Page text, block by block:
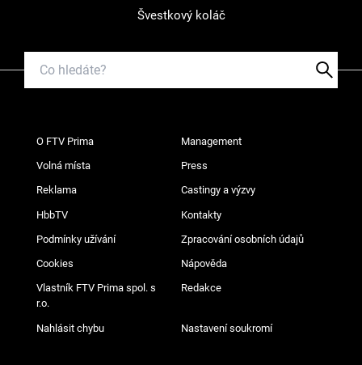
Švestkový koláč
O FTV Prima Management
Volná místa Press
Reklama Castingy a výzvy
HbbTV Kontakty
Podmínky užívání Zpracování osobních údajů
Cookies Nápověda
Vlastník FTV Prima spol. s
r.o.
Redakce
Nahlásit chybu Nastavení soukromí